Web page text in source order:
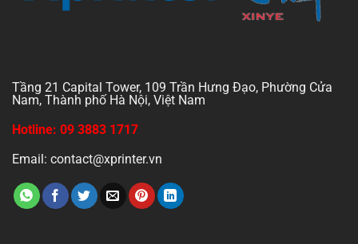
Tầng 21 Capital Tower, 109 Trần Hưng Đạo, Phường Cửa
Nam, Thành phố Hà Nội, Việt Nam
Hotline: 09 3883 1717
Email: contact@xprinter.vn